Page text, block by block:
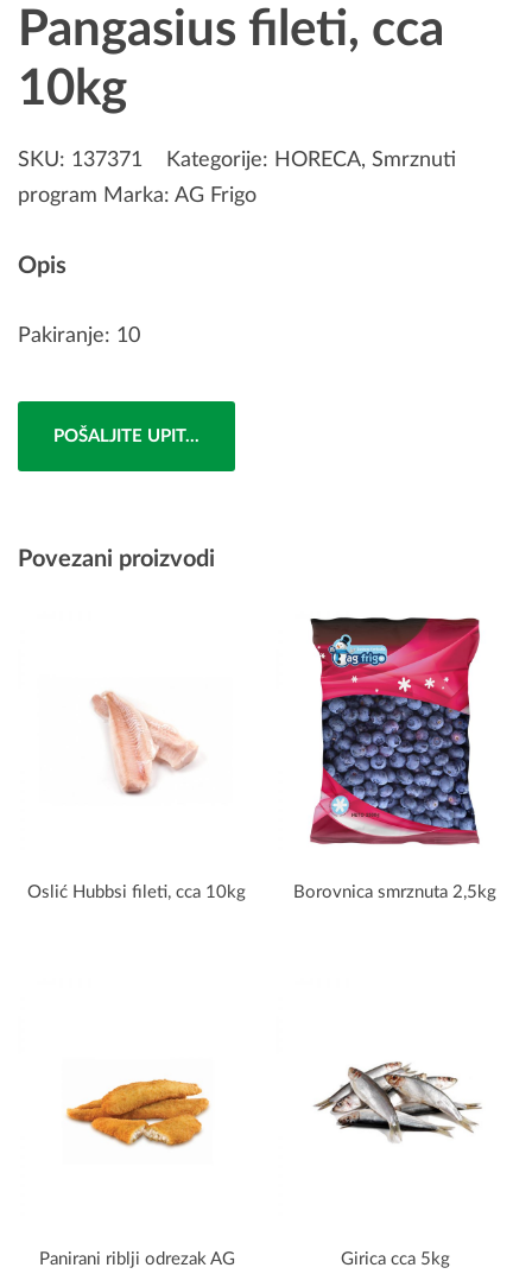
Pangasius fileti, cca
10kg
SKU: 137371 Kategorije: HORECA, Smrznuti
program Marka: AG Frigo
Opis
Pakiranje: 10
POŠALJITE UPIT...
Povezani proizvodi
Oslić Hubbsi fileti, cca 10kg Borovnica smrznuta 2,5kg
Panirani riblji odrezak AG
Girica cca 5kg